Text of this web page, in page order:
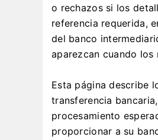
o rechazos si los
referencia requerida,
del banco
aparezcan cuando los
Esta página describe
transferencia
procesamiento
proporcionar a su